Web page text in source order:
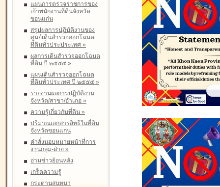
แผนการตรวจราชการของ
เจ้าพนักงานที่ดินจังหวัด
ขอนแก่น
สรุปผลการปฏิบัติงานของ
ศูนย์เดินสำรวจออกโฉนด
ที่ดินทั่วประประเทศ »
ผลการเดินสำรวจออกโฉนด
ที่ดิน ปี ๒๕๕๕ »
แผนเดินสำรวจออกโฉนด
ที่ดินทั่วประเทศ ปี ๒๕๕๕ »
รายงานผลการปฏิบัติงาน
จังหวัด/สาขา/อำเภอ »
ความรู้เกี่ยวกับที่ดิน »
ปริมาณเอกสารสิทธิในที่ดิน
จังหวัดขอนแก่น
คำสั่งมอบหมายหน้าที่การ
งานกลุ่ม-ฝ่าย »
อ่านข่าวย้อนหลัง
เกร็ดความรู้
กระดานสนทนา